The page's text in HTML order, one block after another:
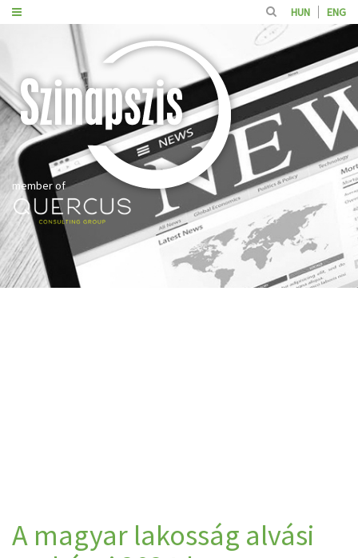
HUN ENG
member of
A magyar lakosság alvási